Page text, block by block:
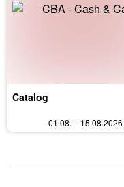
Catalog
01.08. – 15.08.2026